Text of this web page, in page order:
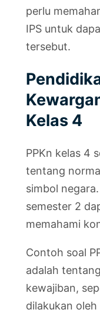
perlu
IPS untuk
tersebut.
Kelas 4
PPKn kelas 4
tentang
simbol
semester 2
memahami
Contoh soal
adalah
kewajiban,
dilakukan